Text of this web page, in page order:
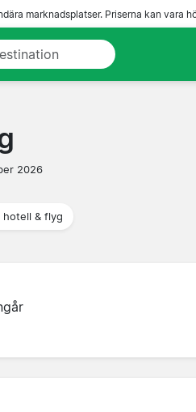
marknadsplatser. Priserna kan vara
2026
hotell & flyg